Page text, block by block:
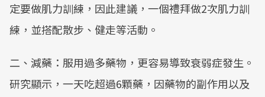
定要做肌力訓練，因此建議，一個禮拜做2次肌力訓
練，並搭配散步、健走等活動。
二、減藥：服用過多藥物，更容易導致衰弱症發生。
研究顯示，一天吃超過6顆藥，因藥物的副作用以及